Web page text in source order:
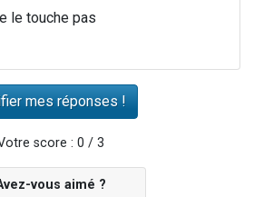
le touche pas
score : 0 / 3
vous aimé ?